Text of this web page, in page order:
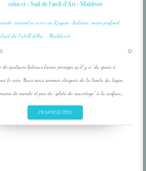
DIVE
LAGON
OCEAN INDIEN
celui-ci - Sud de l'atoll d'Ari - Maldives
…
de quelques bateaux laisse présager qu'il y a "du grain à
le coin. Nous nous sommes éloignés de la limite du lagon,
de monde et pas de "gilets de sauvetage" à la surface...
EN SAVOIR PLUS